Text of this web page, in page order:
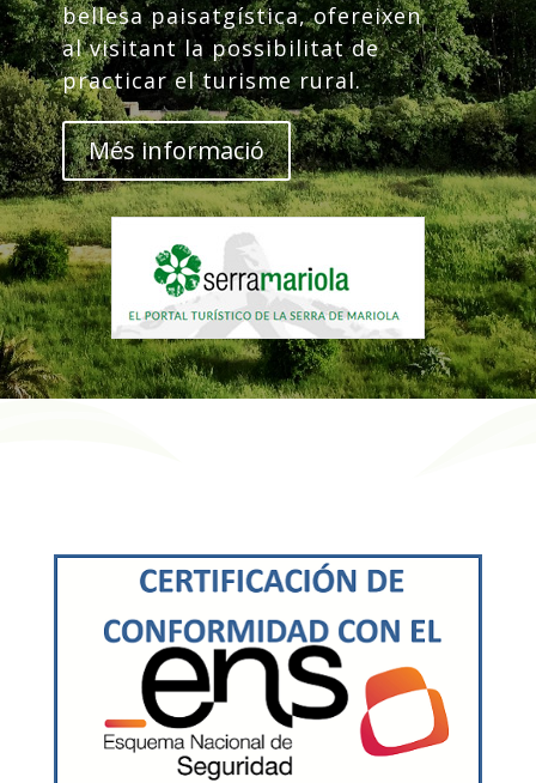
bellesa paisatgística, ofereixen
al visitant la possibilitat de
practicar el turisme rural.
Més informació